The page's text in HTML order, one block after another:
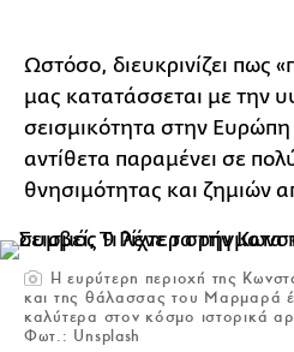
Ωστόσο, διευκρινίζει πως
μας κατατάσσεται με την
σεισμικότητα στην
αντίθετα παραμένει σε
θνησιμότητας και ζημιών
Η ευρύτερη περιοχή της
και της θάλασσας του Μαρμαρά
καλύτερα στον κόσμο ιστορικά
Φωτ.: Unsplash